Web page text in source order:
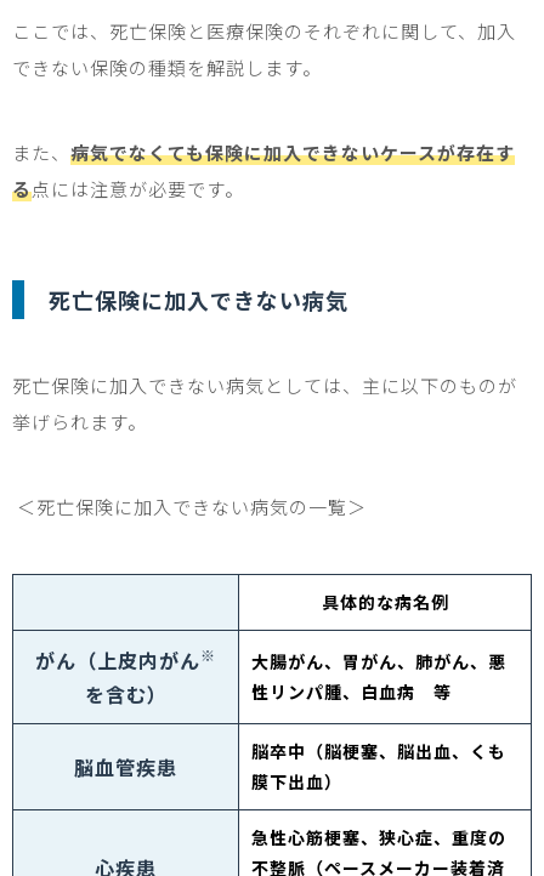
ここでは、死亡保険と医療保険のそれぞれに関して、加入
できない保険の種類を解説します。
また、 病気でなくても保険に加入できないケースが存在す
る点には注意が必要です。
死亡保険に加入できない病気
死亡保険に加入できない病気としては、主に以下のものが
挙げられます。
＜死亡保険に加入できない病気の一覧＞
具体的な病名例
がん（上皮内がん※
を含む）
大腸がん、胃がん、肺がん、悪
性リンパ腫、白血病 等
脳血管疾患
脳卒中（脳梗塞、脳出血、くも
膜下出血）
心疾患
急性心筋梗塞、狭心症、重度の
不整脈（ペースメーカー装着済